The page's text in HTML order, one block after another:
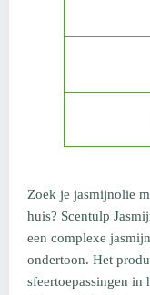
Zoek je jasmijnolie
huis? Scentulp
een complexe
ondertoon. Het
sfeertoepassingen in